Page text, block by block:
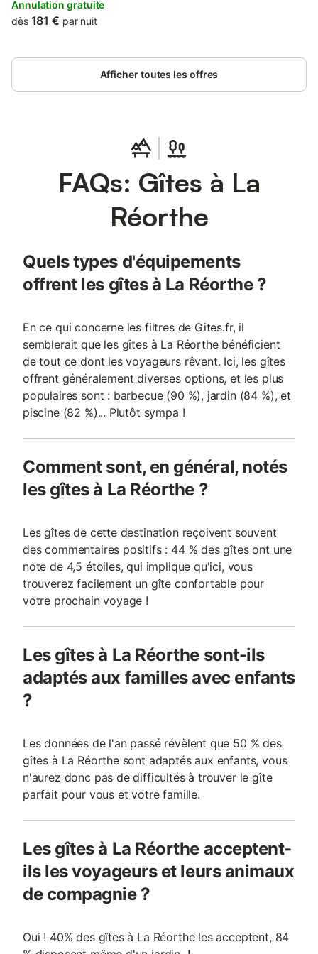
Theme Park, the property provides a casino and free private
parking.
Annulation gratuite
dès 181 € par nuit
Afficher toutes les offres
FAQs: Gîtes à La
Réorthe
Quels types d'équipements
offrent les gîtes à La Réorthe ?
En ce qui concerne les filtres de Gites.fr, il
semblerait que les gîtes à La Réorthe bénéficient
de tout ce dont les voyageurs rêvent. Ici, les gîtes
offrent généralement diverses options, et les plus
populaires sont : barbecue (90 %), jardin (84 %), et
piscine (82 %)... Plutôt sympa !
Comment sont, en général, notés
les gîtes à La Réorthe ?
Les gîtes de cette destination reçoivent souvent
des commentaires positifs : 44 % des gîtes ont une
note de 4,5 étoiles, qui implique qu'ici, vous
trouverez facilement un gîte confortable pour
votre prochain voyage !
Les gîtes à La Réorthe sont-ils
adaptés aux familles avec enfants
?
Les données de l'an passé révèlent que 50 % des
gîtes à La Réorthe sont adaptés aux enfants, vous
n'aurez donc pas de difficultés à trouver le gîte
parfait pour vous et votre famille.
Les gîtes à La Réorthe acceptent-
ils les voyageurs et leurs animaux
de compagnie ?
Oui ! 40% des gîtes à La Réorthe les acceptent, 84